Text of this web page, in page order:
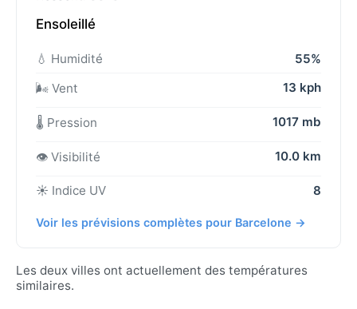
Ensoleillé
💧 Humidité
55%
🌬️ Vent
13 kph
🌡️ Pression 1017 mb
👁️ Visibilité 10.0 km
☀️ Indice UV 8
Voir les prévisions complètes pour Barcelone →
Les deux villes ont actuellement des températures
similaires.